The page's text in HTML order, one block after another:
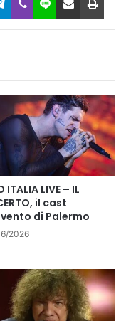
ITALIA LIVE – IL
il cast
di Palermo
2026